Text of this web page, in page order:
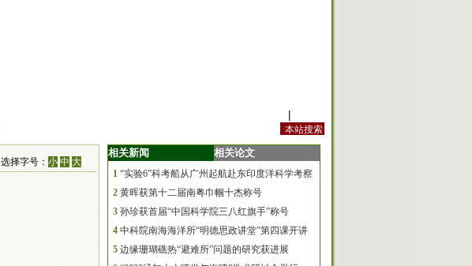
选择字号：小 中 大
相关新闻 相关论文
1 “实验6”科考船从广州起航赴东印度洋科学考察
2 黄晖获第十二届南粤巾帼十杰称号
3 孙珍获首届“中国科学院三八红旗手”称号
4 中科院南海海洋所“明德思政讲堂”第四课开讲
5 边缘珊瑚礁热“避难所”问题的研究获进展